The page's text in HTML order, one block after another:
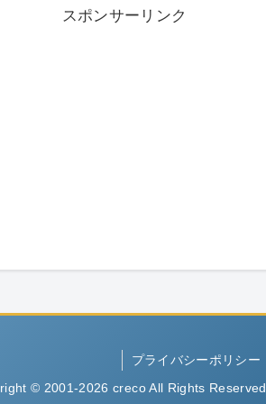
スポンサーリンク
プライバシーポリシー
© 2001-2026 creco All Rights Reserved.